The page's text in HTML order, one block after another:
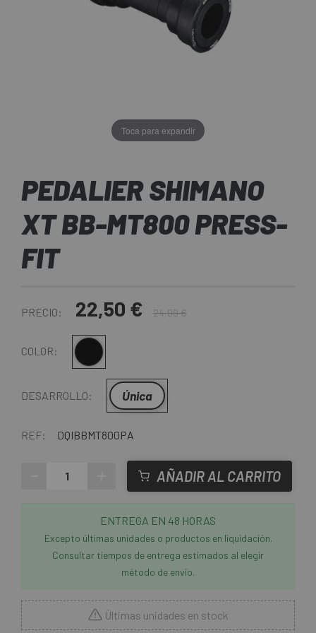
Toca para expandir
PEDALIER SHIMANO
XT BB-MT800 PRESS-
FIT
PRECIO: 22,50 € 24,99 €
COLOR: Multi
DESARROLLO: Única
REF: DQIBBMT800PA
AÑADIR AL CARRITO
ENTREGA EN 48 HORAS
Excepto últimas unidades o productos en liquidación.
Consultar tiempos de entrega estimados al elegir
método de envío.
Últimas unidades en stock